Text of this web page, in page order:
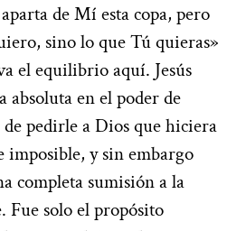
de Mí esta copa, pero
sino lo que Tú quieras»
el equilibrio aquí. Jesús
absoluta en el poder de
pedirle a Dios que hiciera
imposible, y sin embargo
completa sumisión a la
Fue solo el propósito